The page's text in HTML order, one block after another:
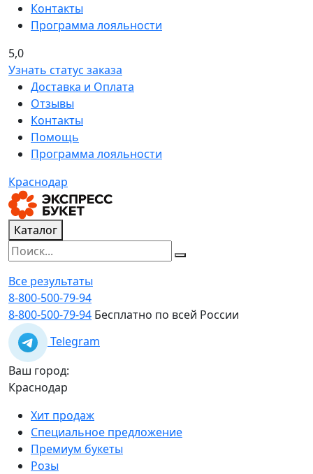
Контакты
Программа лояльности
5,0
Узнать статус заказа
Доставка и Оплата
Отзывы
Контакты
Помощь
Программа лояльности
Краснодар
Каталог
Все результаты
8-800-500-79-94
8-800-500-79-94 Бесплатно по всей России
Telegram
Ваш город:
Краснодар
Хит продаж
Специальное предложение
Премиум букеты
Розы